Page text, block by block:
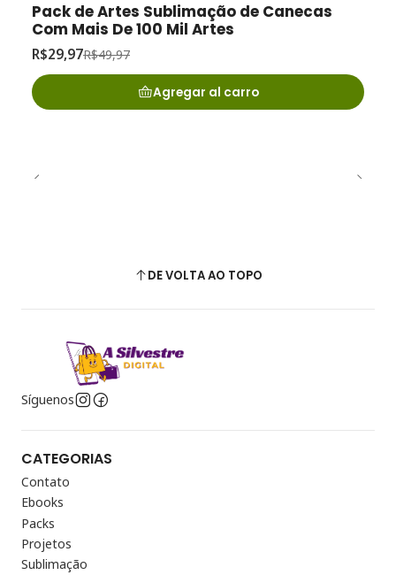
Pack de Artes Sublimação de Canecas
Com Mais De 100 Mil Artes
R$29,97R$49,97
Agregar al carro
DE VOLTA AO TOPO
Síguenos
CATEGORIAS
Contato
Ebooks
Packs
Projetos
Sublimação